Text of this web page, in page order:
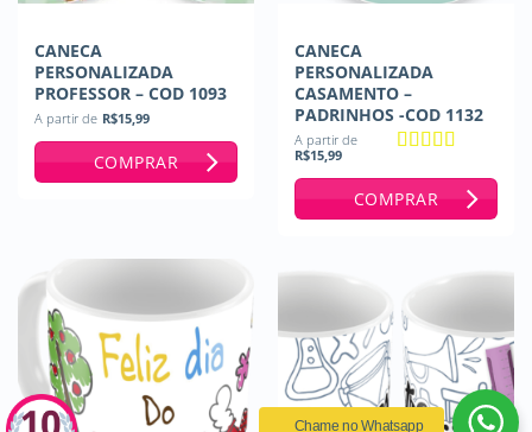
CANECA
PERSONALIZADA
PROFESSOR – COD 1093
A partir de R$15,99
COMPRAR
CANECA
PERSONALIZADA
CASAMENTO –
PADRINHOS -COD 1132
A partir de
R$15,99
COMPRAR
Chame no Whatsapp